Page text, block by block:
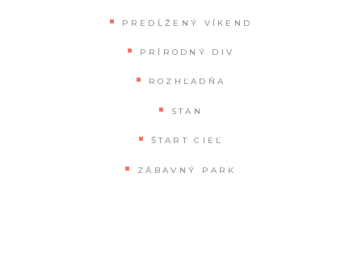
PREDĹŽENÝ VÍKEND
PRÍRODNÝ DIV
ROZHĽADŇA
STAN
ŠTART CIEĽ
ZÁBAVNÝ PARK